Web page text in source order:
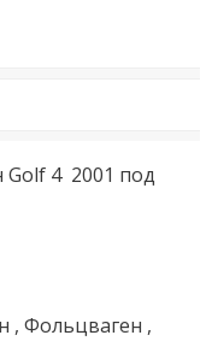
4  2001 под
, Фольцваген ,